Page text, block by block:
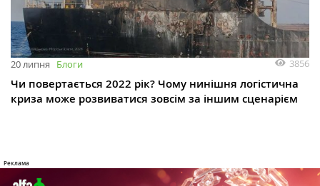
20 липня Блоги 3856
Чи повертається 2022 рік? Чому нинішня логістична
криза може розвиватися зовсім за іншим сценарієм